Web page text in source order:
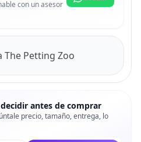
con un asesor
The Petting Zoo
antes de comprar
precio, tamaño, entrega, lo